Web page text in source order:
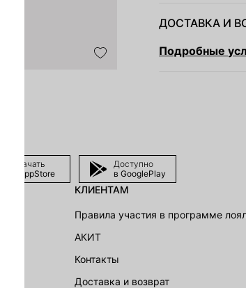
ДОСТАВКА И
Подробные
Скачать
в AppStore
Доступно
в GooglePlay
КЛИЕНТАМ
Правила участия в программе
АКИТ
Контакты
Доставка и возврат